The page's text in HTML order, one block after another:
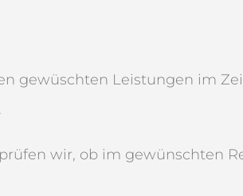
gewüschten Leistungen im
wir, ob im gewünschten